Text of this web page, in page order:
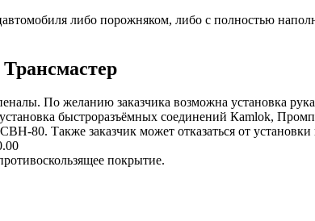
либо порожняком, либо с полностью
По желанию заказчика возможна установка
быстроразъёмных соединений Кamlok,
80. Также заказчик может отказаться от установки
покрытие.